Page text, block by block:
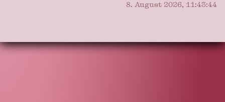
8. August 2026, 11:43:47